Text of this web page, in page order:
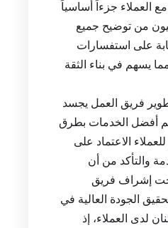
العملاء جزءاً أساسياً
من توضيح جميع
على استفسارات
يسهم في بناء الثقة
فريق العمل يجسد
أفضل الخدمات بطرق
الاعتماد على
والتأكد من أن
إشراف فريق
الجودة العالية في
لدى العملاء، إذ